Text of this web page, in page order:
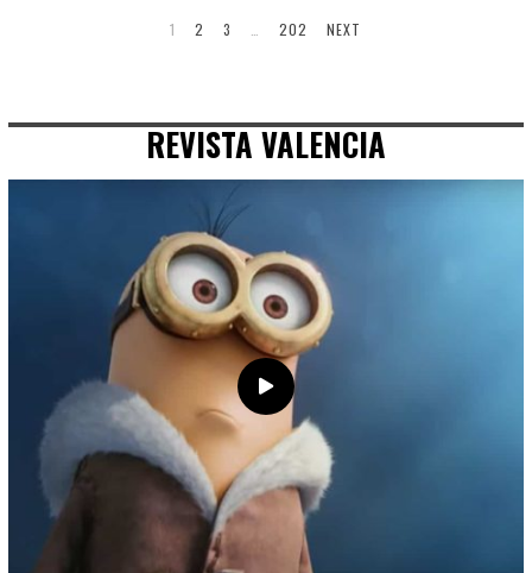
1 2 3 202 NEXT
REVISTA VALENCIA